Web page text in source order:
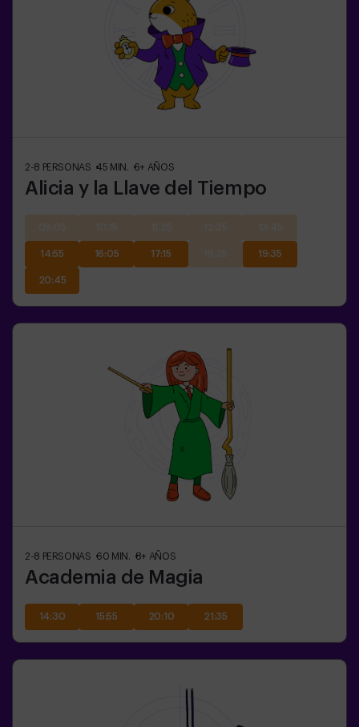
2-8 PERSONAS 45 MIN. 6+ AÑOS
Alicia y la Llave del Tiempo
14:55 16:05 17:15 19:35
20:45
2-8 PERSONAS 60 MIN. 8+ AÑOS
Academia de Magia
14:30 15:55 20:10 21:35